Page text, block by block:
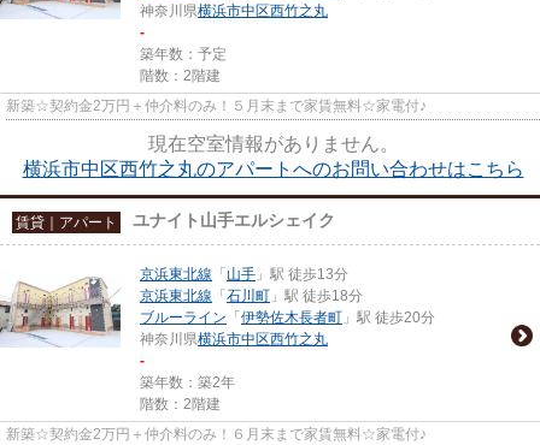
神奈川県横浜市中区西竹之丸
-
築年数：予定
階数：2階建
新築☆契約金2万円＋仲介料のみ！５月末まで家賃無料☆家電付♪
現在空室情報がありません。
横浜市中区西竹之丸のアパートへのお問い合わせはこちら
賃貸｜アパート ユナイト山手エルシェイク
京浜東北線 「 山手 」駅 徒歩13分
京浜東北線 「 石川町 」駅 徒歩18分
ブルーライン 「 伊勢佐木長者町 」駅 徒歩20分
神奈川県横浜市中区西竹之丸
-
築年数：築2年
階数：2階建
新築☆契約金2万円＋仲介料のみ！６月末まで家賃無料☆家電付♪